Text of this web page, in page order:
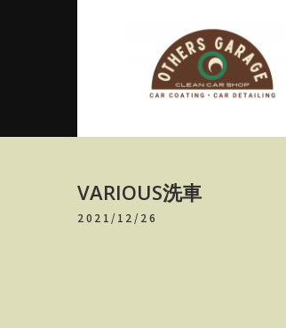
アザースガ
テナンス
VARIOUS洗車
2021/12/26